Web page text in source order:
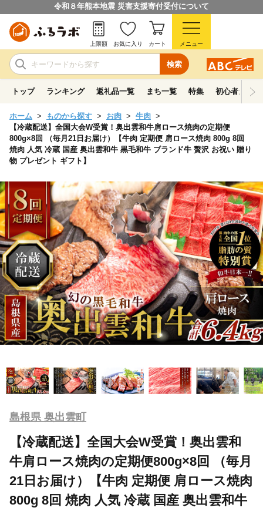
令和８年熊本地震 災害支援寄付受付について
検索
上限額 お気に入り カート メニュー
トップ ランキング 返礼品一覧 まち一覧 特集 初心者ガイド
ホーム ものから探す お肉
牛肉
【冷蔵配送】全国大会W受賞！奥出雲和牛肩ロース焼肉の定期便
800g×8回 （毎月21日お届け）【牛肉 定期便 肩ロース焼肉 800g 8回
焼肉 人気 冷蔵 国産 奥出雲和牛 黒毛和牛 ブランド牛 贅沢 お祝い 贈り
物 プレゼント ギフト】
島根県 奥出雲町
【冷蔵配送】全国大会W受賞！奥出雲和
牛肩ロース焼肉の定期便800g×8回 （毎月
21日お届け）【牛肉 定期便 肩ロース焼肉
800g 8回 焼肉 人気 冷蔵 国産 奥出雲和牛